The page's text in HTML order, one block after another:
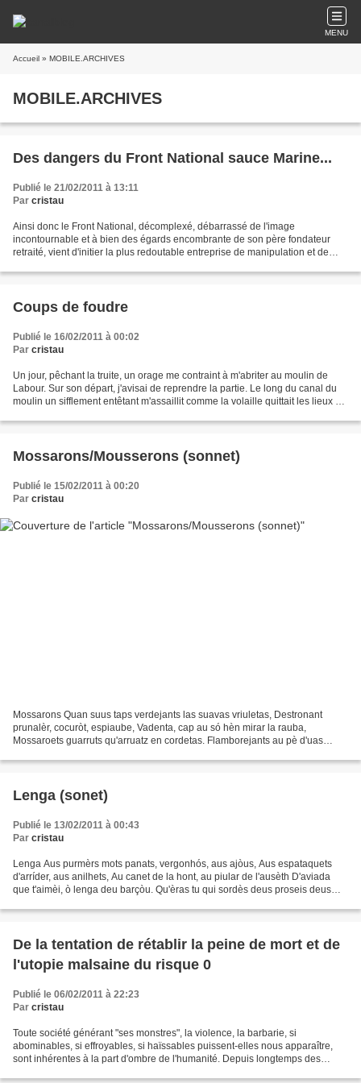
MENU
Accueil » MOBILE.ARCHIVES
MOBILE.ARCHIVES
Des dangers du Front National sauce Marine...
Publié le 21/02/2011 à 13:11
Par cristau
Ainsi donc le Front National, décomplexé, débarrassé de l'image
incontournable et à bien des égards encombrante de son père fondateur
retraité, vient d'initier la plus redoutable entreprise de manipulation et de
Coups de foudre
Publié le 16/02/2011 à 00:02
Par cristau
Un jour, pêchant la truite, un orage me contraint à m'abriter au moulin de
Labour. Sur son départ, j'avisai de reprendre la partie. Le long du canal du
moulin un sifflement entêtant m'assaillit comme la volaille quittait les lieux à
Mossarons/Mousserons (sonnet)
Publié le 15/02/2011 à 00:20
Par cristau
Mossarons Quan suus taps verdejants las suavas vriuletas, Destronant
prunalèr, cocuròt, espiaube, Vadenta, cap au só hèn mirar la rauba,
Mossaroets guarruts qu'arruatz en cordetas. Flamborejants au pè d'uas
Lenga (sonet)
Publié le 13/02/2011 à 00:43
Par cristau
Lenga Aus purmèrs mots panats, vergonhós, aus ajòus, Aus espataquets
d'arríder, aus anilhets, Au canet de la hont, au piular de l'ausèth D'aviada
que t'aimèi, ò lenga deu barçòu. Qu'èras tu qui sordès deus proseis deus
De la tentation de rétablir la peine de mort et de
l'utopie malsaine du risque 0
Publié le 06/02/2011 à 22:23
Par cristau
Toute société générant "ses monstres", la violence, la barbarie, si
abominables, si effroyables, si haïssables puissent-elles nous apparaître,
sont inhérentes à la part d'ombre de l'humanité. Depuis longtemps des